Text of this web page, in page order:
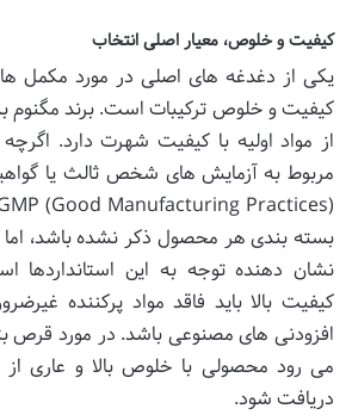
کیفیت و خلوص، معیار اصلی انتخاب
یکی از دغدغه های اصلی در مورد مکمل
کیفیت و خلوص ترکیبات است. برند مگنوم
از مواد اولیه با کیفیت شهرت دارد.
مربوط به آزمایش های شخص ثالث یا
بسته بندی هر محصول ذکر نشده باشد، اما
نشان دهنده توجه به این استانداردها
کیفیت بالا باید فاقد مواد پرکننده
افزودنی های مصنوعی باشد. در مورد قرص بتا
می رود محصولی با خلوص بالا و عاری از
دریافت شود.